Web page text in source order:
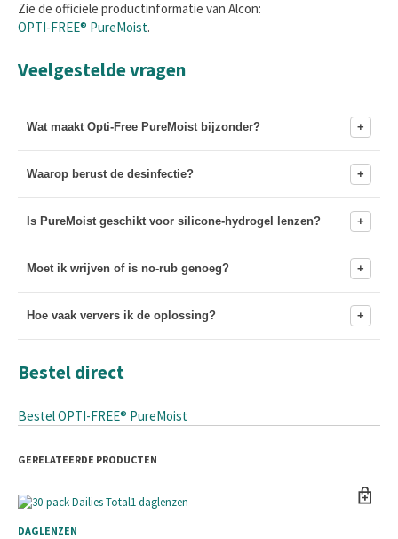
Zie de officiële productinformatie van Alcon:
OPTI-FREE® PureMoist.
Veelgestelde vragen
Wat maakt Opti-Free PureMoist bijzonder?
Waarop berust de desinfectie?
Is PureMoist geschikt voor silicone-hydrogel lenzen?
Moet ik wrijven of is no-rub genoeg?
Hoe vaak ververs ik de oplossing?
Bestel direct
Bestel OPTI-FREE® PureMoist
GERELATEERDE PRODUCTEN
DAGLENZEN